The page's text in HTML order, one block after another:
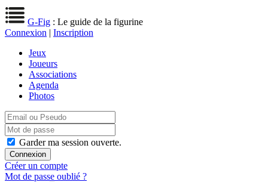
G-Fig : Le guide de la figurine
Connexion | Inscription
Jeux
Joueurs
Associations
Agenda
Photos
Garder ma session ouverte.
Créer un compte
Mot de passe oublié ?